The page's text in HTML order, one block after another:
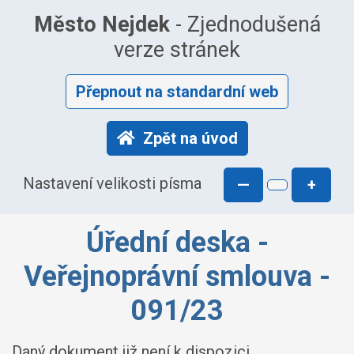
Město Nejdek- Zjednodušená
verze stránek
Přepnout na standardní web
Zpět na úvod
Nastavení velikosti písma — +
Úřední deska -
Veřejnoprávní smlouva -
091/23